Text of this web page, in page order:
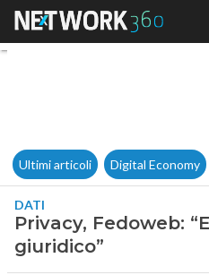
Ultimi articoli Digital Economy
DATI
Privacy, Fedoweb:
giuridico”